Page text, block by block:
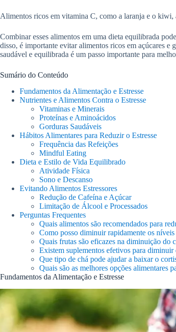
Alimentos ricos em vitamina C, como a laranja e o
Combinar esses alimentos em uma dieta equilibrada
disso, é importante evitar alimentos ricos em açúcares e
saudável e equilibrada é um passo importante para
Sumário do Conteúdo
Fundamentos da Alimentação e Estresse
Nutrientes e Alimentos Contra o Estresse
Vitaminas e Minerais
Proteínas e Aminoácidos
Gorduras Saudáveis
Hábitos Alimentares para Reduzir o Estresse
Frequência das Refeições
Mindful Eating
Dieta e Estilo de Vida Equilibrado
Atividade Física
Sono e Descanso
Evitando Alimentos Estressores
Redução de Cafeína e Açúcar
Limitação de Álcool e Processados
Perguntas Frequentes
Quais alimentos são recomendados para
Como posso diminuir rapidamente os
Quais frutas são eficazes na diminuição do
Existem suplementos efetivos para diminuir
Que tipo de chá pode ajudar a baixar o
Quais são as melhores opções alimentares
Fundamentos da Alimentação e Estresse